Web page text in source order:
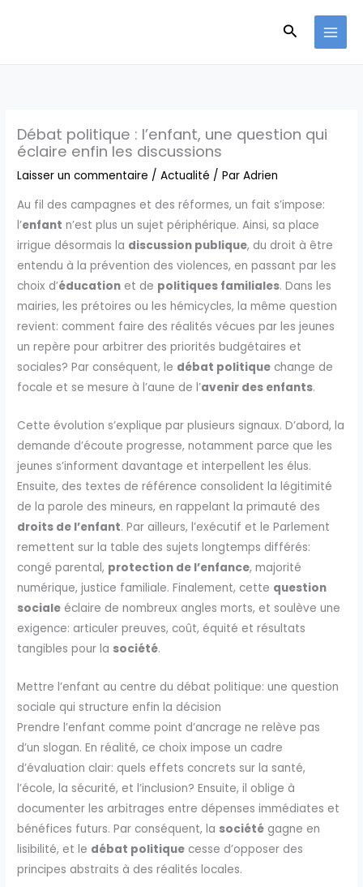
Débat politique : l’enfant, une question qui
éclaire enfin les discussions
Laisser un commentaire /Actualité / ParAdrien
Au fil des campagnes et des réformes, un fait s’impose:
l’enfant n’est plus un sujet périphérique. Ainsi, sa place
irrigue désormais la discussion publique, du droit à être
entendu à la prévention des violences, en passant par les
choix d’éducation et de politiques familiales. Dans les
mairies, les prétoires ou les hémicycles, la même question
revient: comment faire des réalités vécues par les jeunes
un repère pour arbitrer des priorités budgétaires et
sociales? Par conséquent, le débat politique change de
focale et se mesure à l’aune de l’avenir des enfants.
Cette évolution s’explique par plusieurs signaux. D’abord, la
demande d’écoute progresse, notamment parce que les
jeunes s’informent davantage et interpellent les élus.
Ensuite, des textes de référence consolident la légitimité
de la parole des mineurs, en rappelant la primauté des
droits de l’enfant. Par ailleurs, l’exécutif et le Parlement
remettent sur la table des sujets longtemps différés:
congé parental, protection de l’enfance, majorité
numérique, justice familiale. Finalement, cette question
sociale éclaire de nombreux angles morts, et soulève une
exigence: articuler preuves, coût, équité et résultats
tangibles pour la société.
Mettre l’enfant au centre du débat politique: une question
sociale qui structure enfin la décision
Prendre l’enfant comme point d’ancrage ne relève pas
d’un slogan. En réalité, ce choix impose un cadre
d’évaluation clair: quels effets concrets sur la santé,
l’école, la sécurité, et l’inclusion? Ensuite, il oblige à
documenter les arbitrages entre dépenses immédiates et
bénéfices futurs. Par conséquent, la société gagne en
lisibilité, et le débat politique cesse d’opposer des
principes abstraits à des réalités locales.